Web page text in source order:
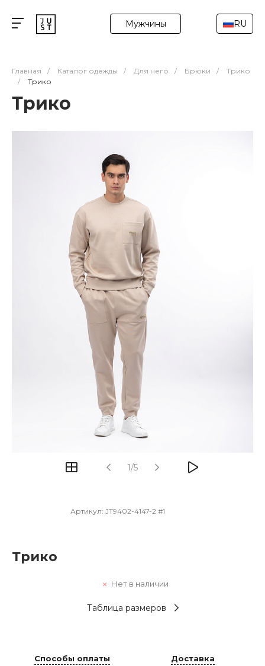
Мужчины RU
Главная / Каталог одежды / Для него / Брюки /
Трико
/
Трико
Трико
1/5
Артикул: JT9402-4147-2 #1
Трико
Нет в наличии
Таблица размеров
Способы оплаты Доставка